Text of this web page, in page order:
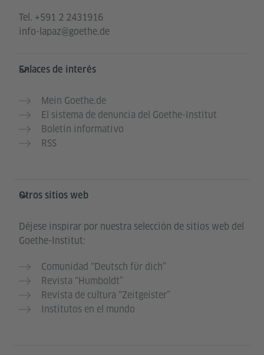
Tel. +591 2 2431916
info-lapaz@goethe.de
Enlaces de interés
Mein Goethe.de
El sistema de denuncia del Goethe-Institut
Boletín informativo
RSS
Otros sitios web
Déjese inspirar por nuestra selección de sitios web del
Goethe-Institut:
Comunidad “Deutsch für dich”
Revista “Humboldt”
Revista de cultura “Zeitgeister”
Institutos en el mundo